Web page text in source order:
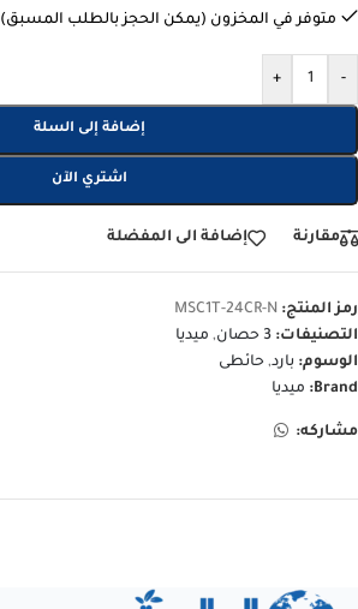
متوفر في المخزون (يمكن الحجز بالطلب المسبق)
-
+
إضافة إلى السلة
اشتري الآن
مقارنة إضافة الى المفضلة
رمز المنتج: MSC1T-24CR-N
التصنيفات: 3 حصان , ميديا
الوسوم: بارد, حائطى
Brand:
ميديا
مشاركه: